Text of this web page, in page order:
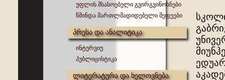
უფლის მსასოებელი გვირგვინოსნები
წმინდა მართლმადიდებელი მეფეები
პრესა და ანალიტიკა
ინტერვიუ
პუბლიცისტიკა
ლიტერატურა და ხელოვნება